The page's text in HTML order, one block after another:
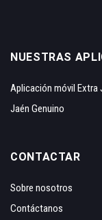
NUESTRAS
Aplicación móvil Extra
Jaén Genuino
CONTACTAR
Sobre nosotros
Contáctanos